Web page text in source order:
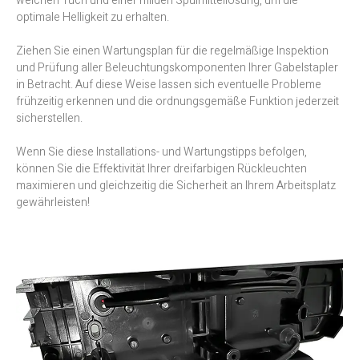
optimale Helligkeit zu erhalten.
Ziehen Sie einen Wartungsplan für die regelmäßige Inspektion
und Prüfung aller Beleuchtungskomponenten Ihrer Gabelstapler
in Betracht. Auf diese Weise lassen sich eventuelle Probleme
frühzeitig erkennen und die ordnungsgemäße Funktion jederzeit
sicherstellen.
Wenn Sie diese Installations- und Wartungstipps befolgen,
können Sie die Effektivität Ihrer dreifarbigen Rückleuchten
maximieren und gleichzeitig die Sicherheit an Ihrem Arbeitsplatz
gewährleisten!